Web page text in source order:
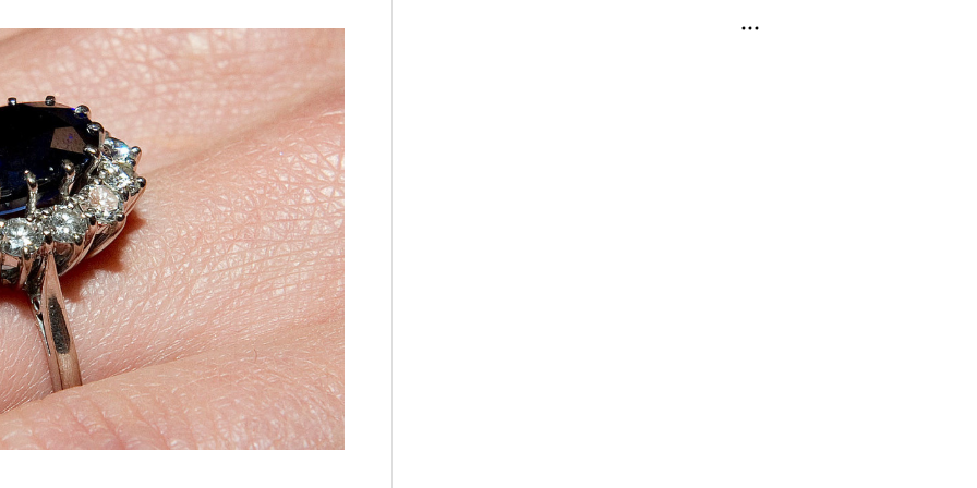
и внутреннего смысла.
психологическая
способность к самоконтролю и
иначе смотреть на эмоции,
Каракорумепогибвсемирно
Нирмал Пурджа. Экспедиция
попала под лавину на
обнаружили тела
спецназовец шел к
стать первым